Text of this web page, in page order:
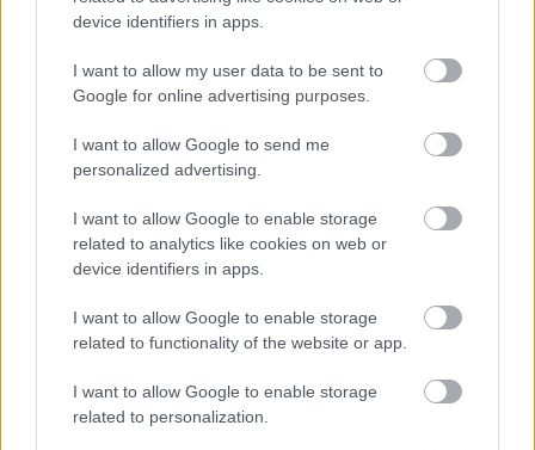
device identifiers in apps.
I want to allow my user data to be sent to
Google for online advertising purposes.
I want to allow Google to send me
personalized advertising.
I want to allow Google to enable storage
related to analytics like cookies on web or
device identifiers in apps.
I want to allow Google to enable storage
related to functionality of the website or app.
I want to allow Google to enable storage
related to personalization.